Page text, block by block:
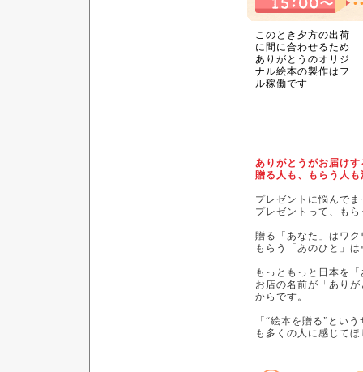
このとき夕方の出荷
に間に合わせるため
ありがとうのオリジ
ナル絵本の製作はフ
ル稼働です
ありがとうがお届け
贈る人も、もらう人
プレゼントに悩んで
プレゼントって、も
贈る「あなた」はワク
もらう「あのひと」
もっともっと日本を
お店の名前が「あり
からです。
「“絵本を贈る”とい
も多くの人に感じて